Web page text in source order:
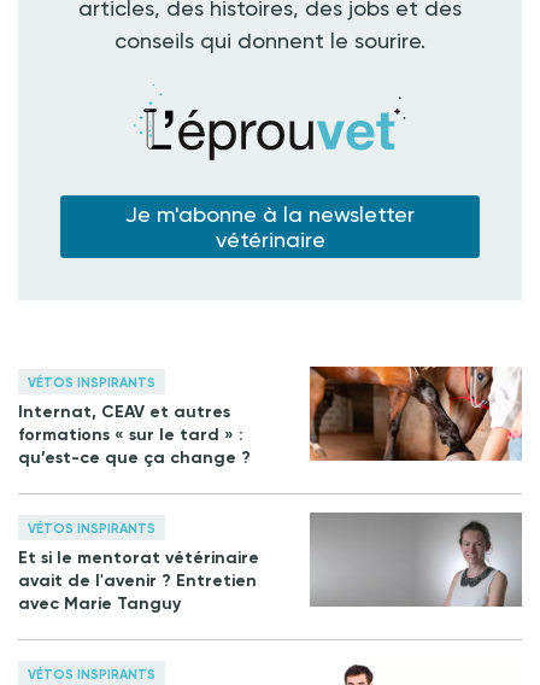
articles, des histoires, des jobs et des
conseils qui donnent le sourire.
Je m'abonne à la newsletter
vétérinaire
VÉTOS INSPIRANTS
Internat, CEAV et autres
formations « sur le tard » :
qu’est-ce que ça change ?
VÉTOS INSPIRANTS
Et si le mentorat vétérinaire
avait de l'avenir ? Entretien
avec Marie Tanguy
VÉTOS INSPIRANTS